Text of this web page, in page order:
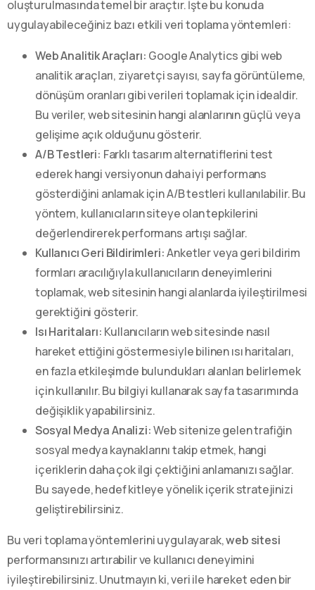
oluşturulmasında temel bir araçtır. İşte bu konuda
uygulayabileceğiniz bazı etkili veri toplama yöntemleri:
Web Analitik Araçları: Google Analytics gibi web
analitik araçları, ziyaretçi sayısı, sayfa görüntüleme,
dönüşüm oranları gibi verileri toplamak için idealdir.
Bu veriler, web sitesinin hangi alanlarının güçlü veya
gelişime açık olduğunu gösterir.
A/B Testleri: Farklı tasarım alternatiflerini test
ederek hangi versiyonun daha iyi performans
gösterdiğini anlamak için A/B testleri kullanılabilir. Bu
yöntem, kullanıcıların siteye olan tepkilerini
değerlendirerek performans artışı sağlar.
Kullanıcı Geri Bildirimleri:Anketler veya geri bildirim
formları aracılığıyla kullanıcıların deneyimlerini
toplamak, web sitesinin hangi alanlarda iyileştirilmesi
gerektiğini gösterir.
Isı Haritaları: Kullanıcıların web sitesinde nasıl
hareket ettiğini göstermesiyle bilinen ısı haritaları,
en fazla etkileşimde bulundukları alanları belirlemek
için kullanılır. Bu bilgiyi kullanarak sayfa tasarımında
değişiklik yapabilirsiniz.
Sosyal Medya Analizi:Web sitenize gelen trafiğin
sosyal medya kaynaklarını takip etmek, hangi
içeriklerin daha çok ilgi çektiğini anlamanızı sağlar.
Bu sayede, hedef kitleye yönelik içerik stratejinizi
geliştirebilirsiniz.
Bu veri toplama yöntemlerini uygulayarak,web sitesi
performansınızı artırabilir ve kullanıcı deneyimini
iyileştirebilirsiniz. Unutmayın ki, veri ile hareket eden bir